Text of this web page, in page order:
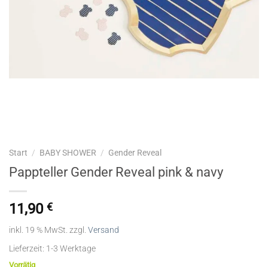
Start / BABY SHOWER / Gender Reveal
Pappteller Gender Reveal pink & navy
11,90 €
inkl. 19 % MwSt. zzgl. Versand
Lieferzeit: 1-3 Werktage
Vorrätig